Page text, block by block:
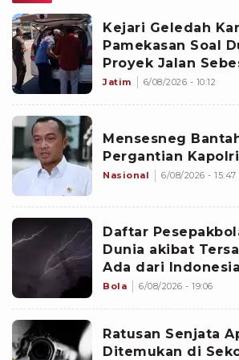
Kejari Geledah
Pamekasan Soal
Proyek Jalan
Milliar
Jatim 6/08/2026 - 10:12
Mensesneg
Pergantian
Nasional 6/08/2026 - 15:47
Daftar
Dunia akibat
Ada dari
Namanya sudah
Bola 6/08/2026 - 19:06
Ratusan Senjata
Ditemukan di